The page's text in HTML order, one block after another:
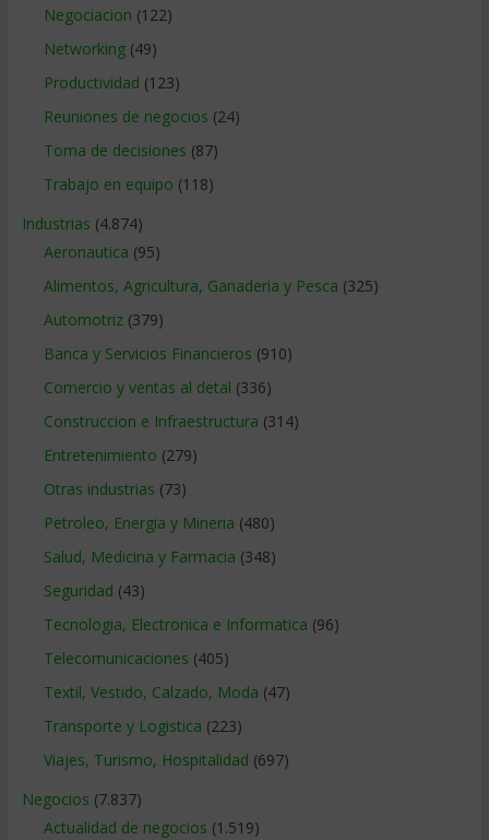
Negociacion (122)
Networking(49)
Productividad (123)
Reuniones de negocios (24)
Toma de decisiones (87)
Trabajo en equipo (118)
Industrias (4.874)
Aeronautica (95)
Alimentos, Agricultura, Ganaderia y Pesca (325)
Automotriz(379)
Banca y Servicios Financieros (910)
Comercio y ventas al detal (336)
Construccion e Infraestructura (314)
Entretenimiento (279)
Otras industrias (73)
Petroleo, Energia y Mineria (480)
Salud, Medicina y Farmacia (348)
Seguridad (43)
Tecnologia, Electronica e Informatica (96)
Telecomunicaciones (405)
Textil, Vestido, Calzado, Moda (47)
Transporte y Logistica (223)
Viajes, Turismo, Hospitalidad (697)
Negocios (7.837)
Actualidad de negocios (1.519)